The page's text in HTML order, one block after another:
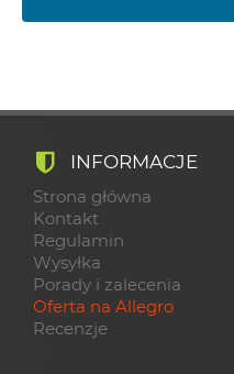
INFORMACJE
Strona główna
Kontakt
Regulamin
Wysyłka
Porady i zalecenia
Oferta na Allegro
Recenzje